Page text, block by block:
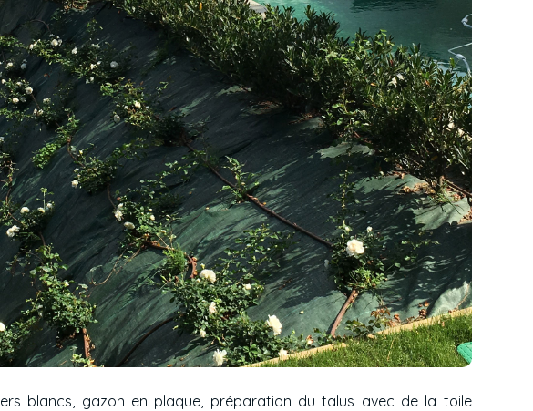
blancs, gazon en plaque, préparation du talus avec de la toile